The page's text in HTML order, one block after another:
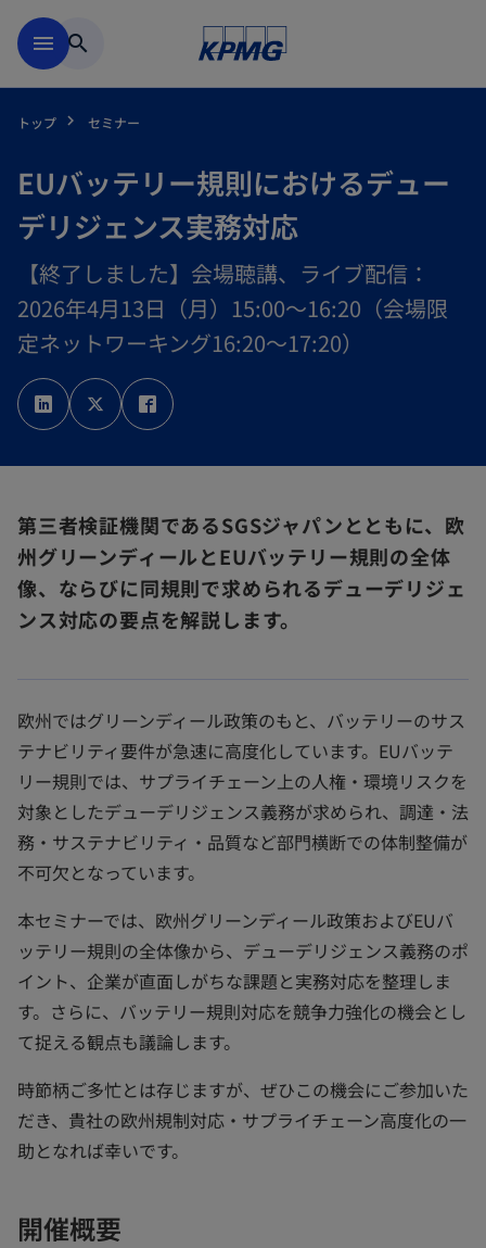
menu search
トップ セミナー
EUバッテリー規則におけるデュー
デリジェンス実務対応
【終了しました】会場聴講、ライブ配信：
2026年4月13日（月）15:00～16:20（会場限
定ネットワーキング16:20～17:20）
新
し
い
タ
新
し
い
タ
し
い
第三者検証機関であるSGSジャパンとともに、欧
州グリーンディールとEUバッテリー規則の全体
像、ならびに同規則で求められるデューデリジェ
ンス対応の要点を解説します。
欧州ではグリーンディール政策のもと、バッテリーのサス
テナビリティ要件が急速に高度化しています。EUバッテ
リー規則では、サプライチェーン上の人権・環境リスクを
対象としたデューデリジェンス義務が求められ、調達・法
務・サステナビリティ・品質など部門横断での体制整備が
不可欠となっています。
本セミナーでは、欧州グリーンディール政策およびEUバ
ッテリー規則の全体像から、デューデリジェンス義務のポ
イント、企業が直面しがちな課題と実務対応を整理しま
す。さらに、バッテリー規則対応を競争力強化の機会とし
て捉える観点も議論します。
時節柄ご多忙とは存じますが、ぜひこの機会にご参加いた
だき、貴社の欧州規制対応・サプライチェーン高度化の一
助となれば幸いです。
開催概要